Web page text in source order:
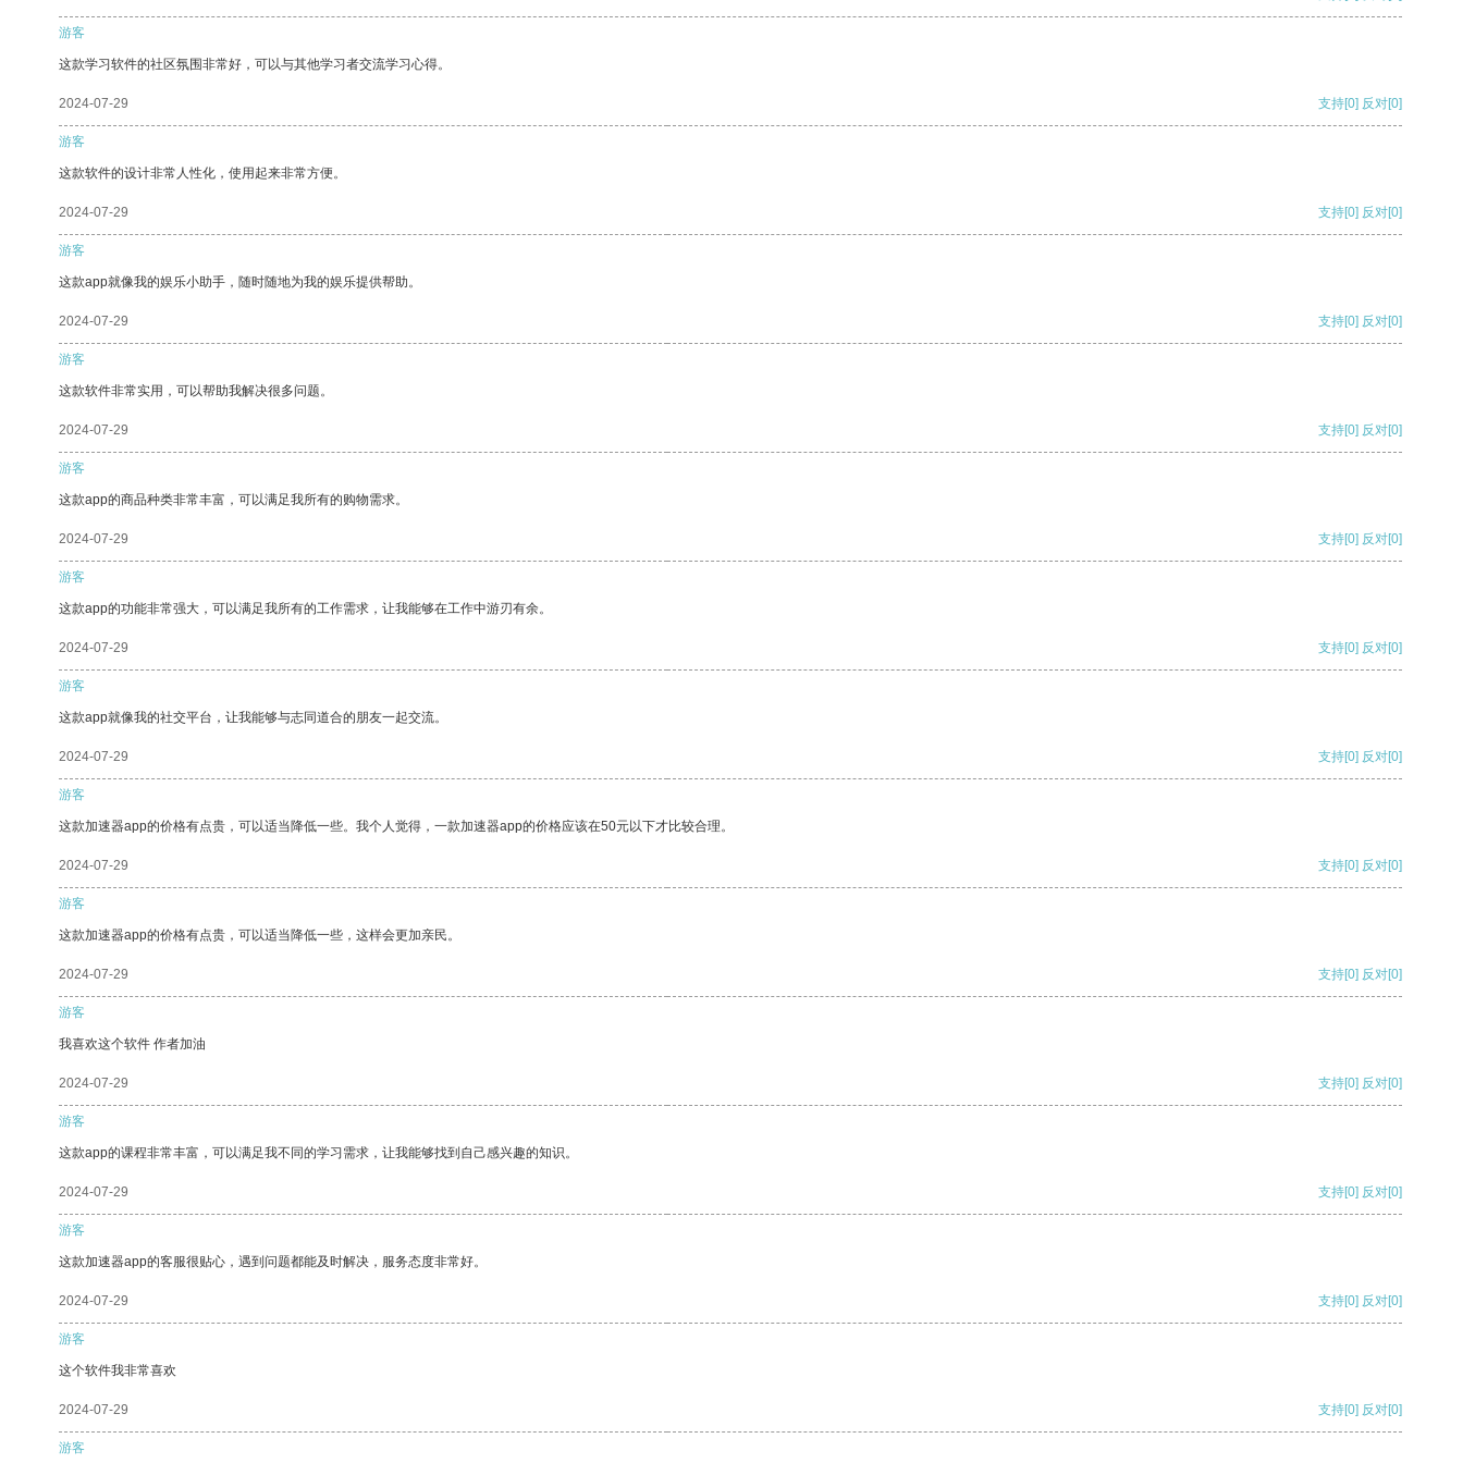
游客
这款学习软件的社区氛围非常好，可以与其他学习者交流学习心得。
2024-07-29 支持[0] 反对[0]
游客
这款软件的设计非常人性化，使用起来非常方便。
2024-07-29 支持[0] 反对[0]
游客
这款app就像我的娱乐小助手，随时随地为我的娱乐提供帮助。
2024-07-29 支持[0] 反对[0]
游客
这款软件非常实用，可以帮助我解决很多问题。
2024-07-29 支持[0] 反对[0]
游客
这款app的商品种类非常丰富，可以满足我所有的购物需求。
2024-07-29 支持[0] 反对[0]
游客
这款app的功能非常强大，可以满足我所有的工作需求，让我能够在工作中游刃有余。
2024-07-29 支持[0] 反对[0]
游客
这款app就像我的社交平台，让我能够与志同道合的朋友一起交流。
2024-07-29 支持[0] 反对[0]
游客
这款加速器app的价格有点贵，可以适当降低一些。我个人觉得，一款加速器app的价格应该在50元以下才比较合理。
2024-07-29 支持[0] 反对[0]
游客
这款加速器app的价格有点贵，可以适当降低一些，这样会更加亲民。
2024-07-29 支持[0] 反对[0]
游客
我喜欢这个软件 作者加油
2024-07-29 支持[0] 反对[0]
游客
这款app的课程非常丰富，可以满足我不同的学习需求，让我能够找到自己感兴趣的知识。
2024-07-29 支持[0] 反对[0]
游客
这款加速器app的客服很贴心，遇到问题都能及时解决，服务态度非常好。
2024-07-29 支持[0] 反对[0]
游客
这个软件我非常喜欢
2024-07-29 支持[0] 反对[0]
游客